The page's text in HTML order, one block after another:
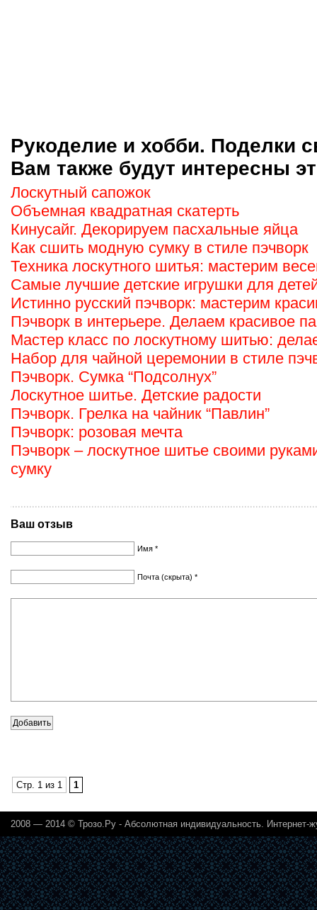
Рукоделие и хобби. Поделки
Вам также будут интересны
Лоскутный сапожок
Объемная квадратная скатерть
Кинусайг. Декорируем пасхальные яйца
Как сшить модную сумку в стиле пэчворк
Техника лоскутного шитья: мастерим
Самые лучшие детские игрушки для
Истинно русский пэчворк: мастерим
Пэчворк в интерьере. Делаем красивое
Мастер класс по лоскутному шитью:
Набор для чайной церемонии в стиле
Пэчворк. Сумка “Подсолнух”
Лоскутное шитье. Детские радости
Пэчворк. Грелка на чайник “Павлин”
Пэчворк: розовая мечта
Пэчворк – лоскутное шитье своими
сумку
Ваш отзыв
Имя *
Почта (скрыта) *
Стр. 1 из 1 1
2008 — 2014 © Трозо.Ру - Абсолютная индивидуальность. Интернет-